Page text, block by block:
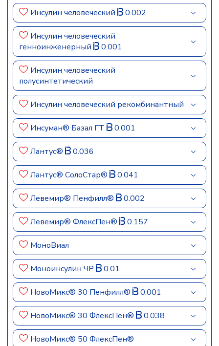
Инсулин человеческий 0.002
Инсулин человеческий
генноинженерный
0.001
Инсулин человеческий
полусинтетический
Инсулин человеческий рекомбинантный
Инсуман® Базал ГТ 0.001
Лантус® 0.036
Лантус® СолоСтар® 0.041
Левемир® Пенфилл® 0.002
Левемир® ФлексПен® 0.157
МоноВиал
Моноинсулин ЧР 0.01
НовоМикс® 30 Пенфилл® 0.001
НовоМикс® 30 ФлексПен® 0.038
НовоМикс® 50 ФлексПен®